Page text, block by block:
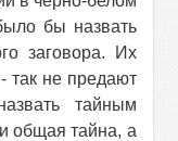
бы назвать
заговора. Их
так не предают
тайным
общая тайна, а